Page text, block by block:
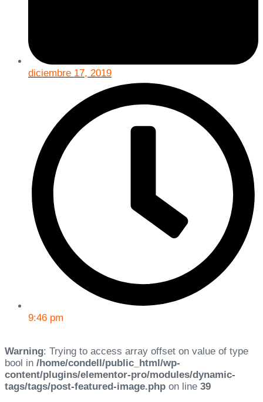
diciembre 17, 2019
9:46 pm
Warning: Trying to access array offset on value of type
bool in /home/condell/public_html/wp-
content/plugins/elementor-pro/modules/dynamic-
tags/tags/post-featured-image.php on line 39